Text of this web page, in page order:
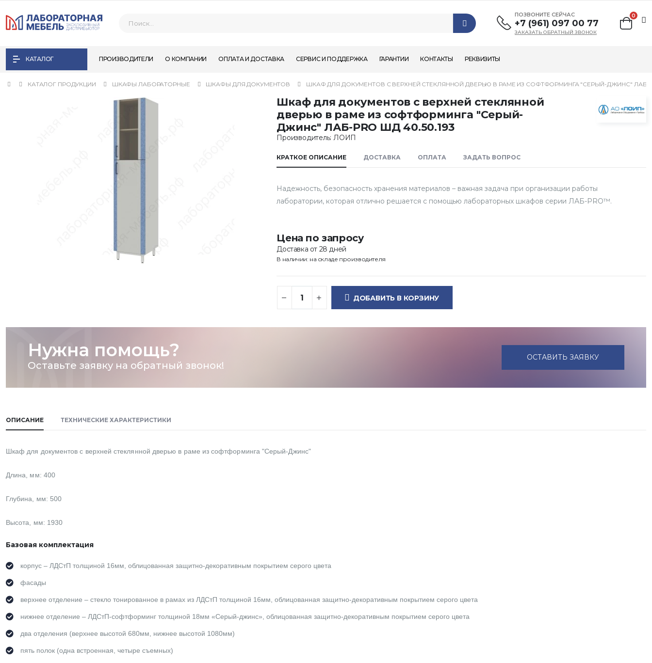
ПОЗВОНИТЕ СЕЙЧАС
+7 (961) 097 00 77
ЗАКАЗАТЬ ОБРАТНЫЙ ЗВОНОК
0
КАТАЛОГ ПРОИЗВОДИТЕЛИ О КОМПАНИИ ОПЛАТА И ДОСТАВКА СЕРВИС И ПОДДЕРЖКА ГАРАНТИИ КОНТАКТЫ РЕКВИЗИТЫ
КАТАЛОГ ПРОДУКЦИИ ШКАФЫ ЛАБОРАТОРНЫЕ ШКАФЫ ДЛЯ ДОКУМЕНТОВ ШКАФ ДЛЯ ДОКУМЕНТОВ С ВЕРХНЕЙ СТЕКЛЯННОЙ ДВЕРЬЮ В РАМЕ ИЗ СОФТФОРМИНГА "СЕРЫЙ-ДЖИНС" ЛАБ-
Шкаф для документов с верхней стеклянной
дверью в раме из софтформинга "Серый-
Джинс" ЛАБ-PRO ШД 40.50.193
Производитель: ЛОИП
КРАТКОЕ ОПИСАНИЕ ДОСТАВКА ОПЛАТА ЗАДАТЬ ВОПРОС
Надежность, безопасность хранения материалов – важная задача при организации работы
лаборатории, которая отлично решается с помощью лабораторных шкафов серии ЛАБ-PRO™.
Цена по запросу
Доставка от 28 дней
В наличии: на складе производителя
ДОБАВИТЬ В КОРЗИНУ
Нужна помощь?
Оставьте заявку на обратный звонок!
ОСТАВИТЬ ЗАЯВКУ
ОПИСАНИЕ ТЕХНИЧЕСКИЕ ХАРАКТЕРИСТИКИ
Шкаф для документов с верхней стеклянной дверью в раме из софтформинга "Серый-Джинс"
Длина, мм: 400
Глубина, мм: 500
Высота, мм: 1930
Базовая комплектация
корпус – ЛДСтП толщиной 16мм, облицованная защитно-декоративным покрытием серого цвета
фасады
верхнее отделение – стекло тонированное в рамах из ЛДСтП толщиной 16мм, облицованная защитно-декоративным покрытием серого цвета
нижнее отделение – ЛДСтП-софтформинг толщиной 18мм «Серый-джинс», облицованная защитно-декоративным покрытием серого цвета
два отделения (верхнее высотой 680мм, нижнее высотой 1080мм)
пять полок (одна встроенная, четыре съемных)